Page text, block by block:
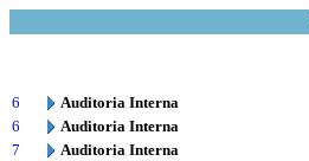
6
Auditoria Interna
6
Auditoria Interna
7
Auditoria Interna